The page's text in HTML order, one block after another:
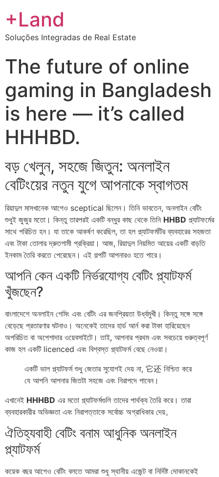
+Land
Soluções Integradas de Real Estate
The future of online
gaming in Bangladesh
is here — it’s called
HHHBD.
বড় খেলুন, সহজে জিতুন: অনলাইন
বেটিংয়ের নতুন যুগে আপনাকে স্বাগতম
রিয়াদুল মাসখানেক আগেও sceptical ছিলেন। তিনি ভাবতেন, অনলাইন বেটিং
শুধুই জুজুর মতো। কিন্তু তারপরই একটি বন্ধুর কাছ থেকে তিনি HHBD প্ল্যাটফর্মের
সাথে পরিচিত হন। যা তাকে আকর্ষণ করেছিল, তা হল প্ল্যাটফর্মটির ব্যবহারের সহজতা
এবং টাকা তোলার দ্রুতগামী প্রক্রিয়া। আজ, রিয়াদুল নিয়মিত আয়ের একটি বাড়তি
ইনকাম তৈরি করতে পেরেছেন। এই গল্পটি আপনারও হতে পারে।
আপনি কেন একটি নির্ভরযোগ্য বেটিং প্ল্যাটফর্ম
খুঁজছেন?
বাংলাদেশে অনলাইন গেমিং এবং বেটিং এর জনপ্রিয়তা উর্ধ্বমুখী। কিন্তু সঙ্গে সঙ্গে
বেড়েছে প্রতারণার ঘটনাও। অনেকেই তাদের হার্ড আর্ন করা টাকা হারিয়েছেন
অপরিচিত বা অপেশাদার ওয়েবসাইটে। তাই, আপনার প্রথম এবং সবচেয়ে গুরুত্বপূর্ণ
কাজ হল একটি licenced এবং বিশ্বস্ত প্ল্যাটফর্ম বেছে নেওয়া।
একটি ভাল প্ল্যাটফর্ম শুধু জেতার সুযোগই দেয় না, 它还 নিশ্চিত করে
যে আপনি আপনার জিতটা সহজে এবং নিরাপদে পাবেন।
এখানেই HHHBD এর মতো প্ল্যাটফর্মগুলি তাদের পার্থক্য তৈরি করে। তারা
ব্যবহারকারীর অভিজ্ঞতা এবং নিরাপত্তাকে সর্বোচ্চ অগ্রাধিকার দেয়。
ঐতিহ্যবাহী বেটিং বনাম আধুনিক অনলাইন
প্ল্যাটফর্ম
কয়েক বছর আগেও বেটিং বলতে আমরা শুধু স্থানীয় এজেন্ট বা নির্দিষ্ট দোকানকেই